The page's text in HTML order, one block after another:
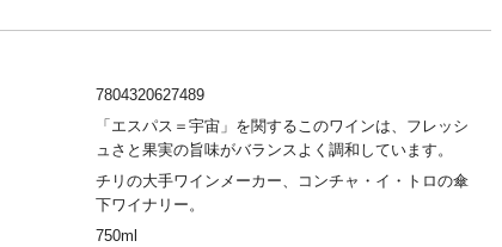
7804320627489
「エスパス＝宇宙」を関するこのワインは、フレッシ
ュさと果実の旨味がバランスよく調和しています。
チリの大手ワインメーカー、コンチャ・イ・トロの傘
下ワイナリー。
750ml